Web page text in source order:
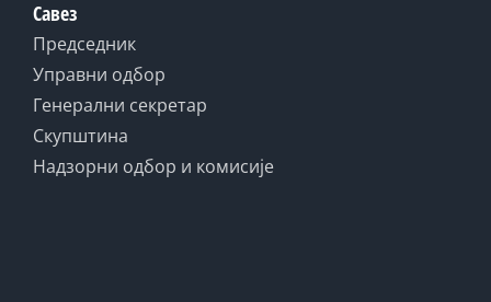
Савез
Председник
Управни одбор
Генерални секретар
Скупштина
Надзорни одбор и комисије